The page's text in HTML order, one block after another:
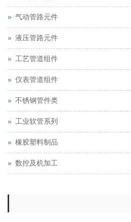
气动管路元件
液压管路元件
工艺管道组件
仪表管道组件
不锈钢管件类
工业软管系列
橡胶塑料制品
数控及机加工